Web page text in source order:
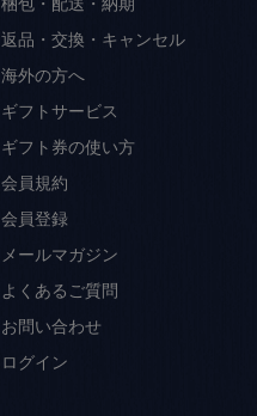
梱包・配送・納期
返品・交換・キャンセル
海外の方へ
ギフトサービス
ギフト券の使い方
会員規約
会員登録
メールマガジン
よくあるご質問
お問い合わせ
ログイン